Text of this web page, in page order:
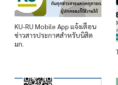
KU-RU Mobile App แจ้งเตือน
ข่าวสารประกาศสำหรับนิสิต
มก.